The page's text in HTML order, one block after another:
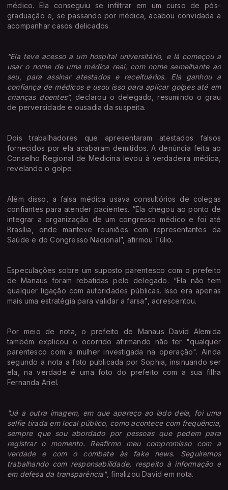
médico. Ela conseguiu se infiltrar em um curso de pós-
graduação e, se passando por médica, acabou convidada a
acompanhar casos delicados.
“Ela teve acesso a um hospital universitário, e lá começou a
usar o nome de uma médica real, com nome semelhante ao
seu, para assinar atestados e receituários. Ela ganhou a
confiança de médicos e usou isso para aplicar golpes até em
crianças doentes”, declarou o delegado, resumindo o grau
de perversidade e ousadia da suspeita.
Dois trabalhadores que apresentaram atestados falsos
fornecidos por ela acabaram demitidos. A denúncia feita ao
Conselho Regional de Medicina levou à verdadeira médica,
revelando o golpe.
Além disso, a falsa médica usava consultórios de colegas
confiantes para atender pacientes. “Ela chegou ao ponto de
integrar a organização de um congresso médico e foi até
Brasília, onde manteve reuniões com representantes da
Saúde e do Congresso Nacional”, afirmou Túlio.
Especulações sobre um suposto parentesco com o prefeito
de Manaus foram rebatidas pelo delegado. “Ela não tem
qualquer ligação com autoridades públicas. Isso era apenas
mais uma estratégia para validar a farsa", acrescentou.
Por meio de nota, o prefeito de Manaus David Alemida
também explicou o ocorrido afirmando não ter "qualquer
parentesco com a mulher investigada na operação". Ainda
segundo a nota a foto publicada por Sophia, insinuando ser
ela, na verdade é uma foto do prefeito com a sua filha
Fernanda Ariel.
"Já a outra imagem, em que apareço ao lado dela, foi uma
selfie tirada em local público, como acontece com frequência,
sempre que sou abordado por pessoas que pedem para
registrar o momento. Reafirmo meu compromisso com a
verdade e com o combate às fake news. Seguiremos
trabalhando com responsabilidade, respeito à informação e
em defesa da transparência", finalizou David em nota.